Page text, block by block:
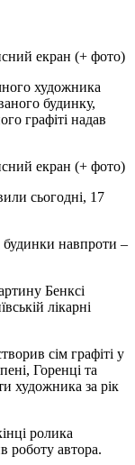
художника
будинку,
графіті надав
сьогодні, 17
будинки навпроти –
Бенксі
лікарні
сім графіті у
Горенці та
художника за рік
ролика
роботу автора.